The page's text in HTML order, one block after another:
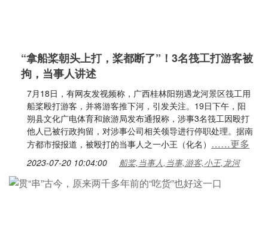
“拿船桨朝头上打，桨都断了”！3名筏工打游客被
拘，当事人讲述
7月18日，有网友发视频称，广西桂林阳朔遇龙河景区筏工用
船桨殴打游客，并将游客推下河，引发关注。19日下午，阳
朔县文化广电体育和旅游局发布通报称，涉事3名筏工因殴打
他人已被行政拘留，对涉事公司相关领导进行停职处理。据南
方都市报报道，被殴打的当事人之一小王（化名） ……更多
2023-07-20 10:04:00 船桨,当事人,当事,游客,小王,龙河